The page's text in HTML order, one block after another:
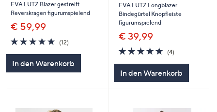
EVA LUTZ Blazer gestreift
Reverskragen figurumspielend
€ 59,99
4.8
von
(12)12
In den Warenkorb
EVA LUTZ Longblazer
Bindegürtel Knopfleiste
figurumspielend
€ 39,99
4.8
von
(4)4
In den Warenkorb